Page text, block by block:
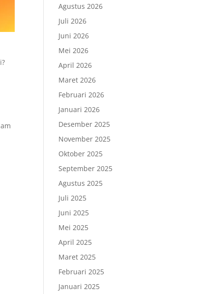
Agustus 2026
Juli 2026
Juni 2026
Mei 2026
April 2026
Maret 2026
Februari 2026
Januari 2026
Desember 2025
November 2025
Oktober 2025
September 2025
Agustus 2025
Juli 2025
Juni 2025
Mei 2025
April 2025
Maret 2025
Februari 2025
Januari 2025